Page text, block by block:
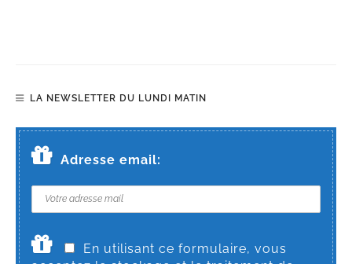
LA NEWSLETTER DU LUNDI MATIN
Adresse email:
En utilisant ce formulaire, vous